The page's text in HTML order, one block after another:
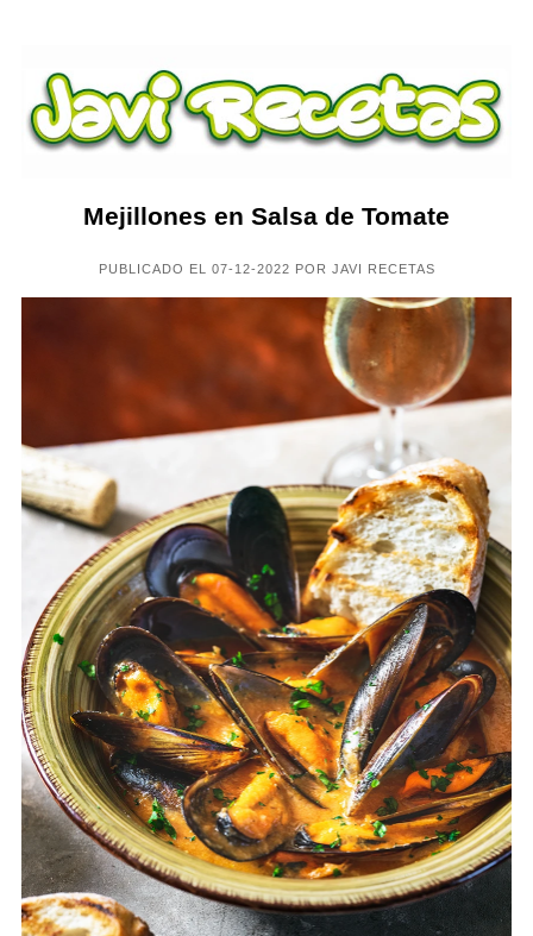
Mejillones en Salsa de Tomate
PUBLICADO EL 07-12-2022 POR JAVI RECETAS